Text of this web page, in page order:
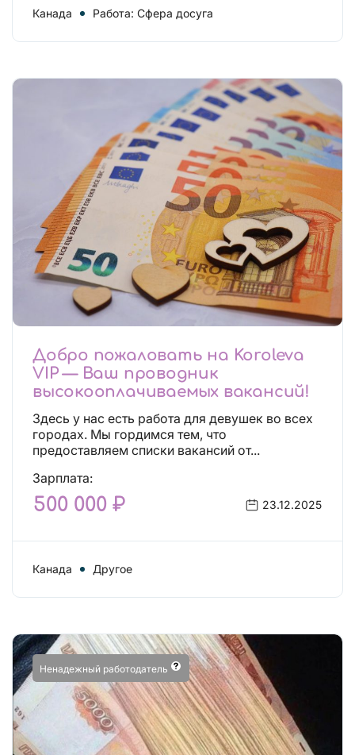
Канада Работа: Сфера досуга
Добро пожаловать на Koroleva
VIP — Ваш проводник
высокооплачиваемых вакансий!
Здесь у нас есть работа для девушек во всех
городах. Мы гордимся тем, что
предоставляем списки вакансий от...
Зарплата:
500 000 ₽ 23.12.2025
Канада Другое
Ненадежный работодатель